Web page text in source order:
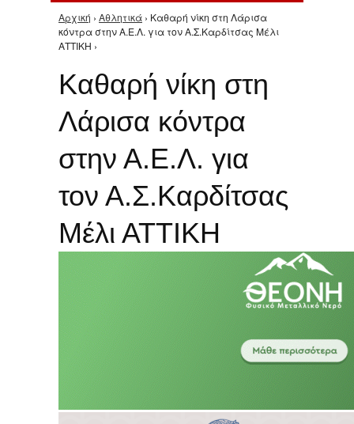
Είστε εδώ
Αρχική › Αθλητικά › Καθαρή νίκη στη Λάρισα
κόντρα στην Α.Ε.Λ. για τον Α.Σ.Καρδίτσας Μέλι
ΑΤΤΙΚΗ ›
Καθαρή νίκη στη
Λάρισα κόντρα
στην Α.Ε.Λ. για
τον Α.Σ.Καρδίτσας
Μέλι ΑΤΤΙΚΗ